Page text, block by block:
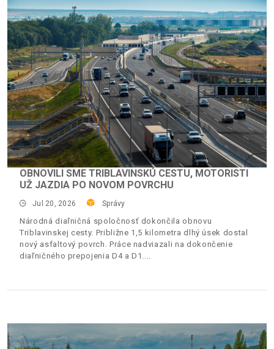
OBNOVILI SME TRIBLAVINSKÚ CESTU, MOTORISTI
UŽ JAZDIA PO NOVOM POVRCHU
Jul 20, 2026 Správy
Národná diaľničná spoločnosť dokončila obnovu
Triblavinskej cesty. Približne 1,5 kilometra dlhý úsek dostal
nový asfaltový povrch. Práce nadviazali na dokončenie
diaľničného prepojenia D4 a D1.